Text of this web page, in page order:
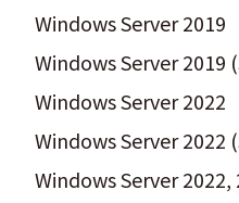
Windows Server 2019
Windows Server 2019
Windows Server 2022
Windows Server 2022
Windows Server